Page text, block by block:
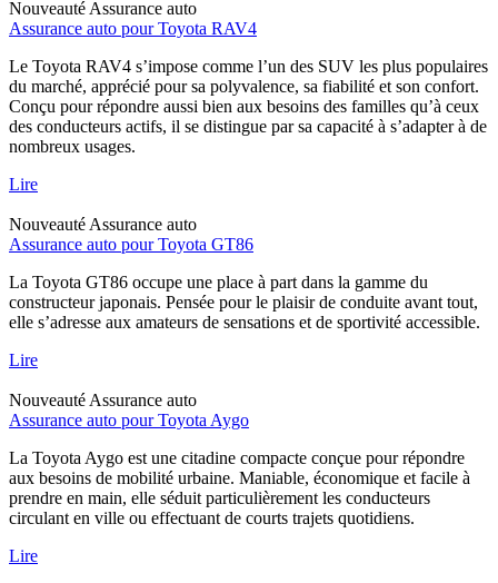
Nouveauté Assurance auto
Assurance auto pour Toyota RAV4
Le Toyota RAV4 s’impose comme l’un des SUV les plus populaires
du marché, apprécié pour sa polyvalence, sa fiabilité et son confort.
Conçu pour répondre aussi bien aux besoins des familles qu’à ceux
des conducteurs actifs, il se distingue par sa capacité à s’adapter à de
nombreux usages.
Lire
Nouveauté Assurance auto
Assurance auto pour Toyota GT86
La Toyota GT86 occupe une place à part dans la gamme du
constructeur japonais. Pensée pour le plaisir de conduite avant tout,
elle s’adresse aux amateurs de sensations et de sportivité accessible.
Lire
Nouveauté Assurance auto
Assurance auto pour Toyota Aygo
La Toyota Aygo est une citadine compacte conçue pour répondre
aux besoins de mobilité urbaine. Maniable, économique et facile à
prendre en main, elle séduit particulièrement les conducteurs
circulant en ville ou effectuant de courts trajets quotidiens.
Lire